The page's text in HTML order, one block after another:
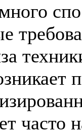
часто